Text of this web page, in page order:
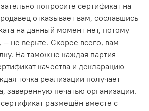
попросите сертификат на
отказывает вам, сославшись
на данный момент нет, потому
не верьте. Скорее всего, вам
На таможне каждая партия
качества и декларацию
точка реализации получает
заверенную печатью организации.
размещён вместе с